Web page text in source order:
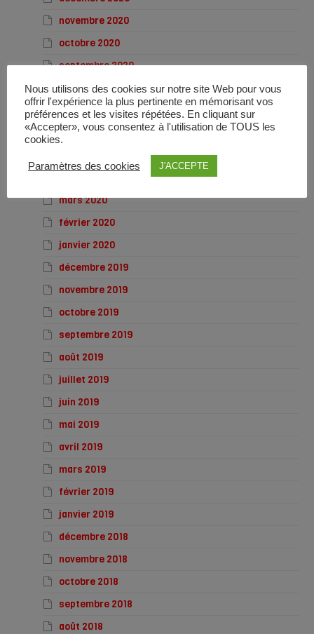
novembre 2020
octobre 2020
septembre 2020
août 2020
juillet 2020
juin 2020
mars 2020
février 2020
janvier 2020
décembre 2019
novembre 2019
octobre 2019
septembre 2019
août 2019
juillet 2019
juin 2019
mai 2019
avril 2019
mars 2019
février 2019
janvier 2019
décembre 2018
novembre 2018
octobre 2018
septembre 2018
août 2018
Nous utilisons des cookies sur notre site Web pour vous
offrir l'expérience la plus pertinente en mémorisant vos
préférences et les visites répétées. En cliquant sur
«Accepter», vous consentez à l'utilisation de TOUS les
cookies.
Paramètres des cookies J'ACCEPTE